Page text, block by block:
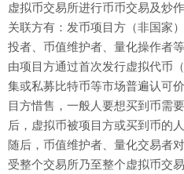
虚拟币交易所进行币币交易及炒
关联方有：发币项目方（非国家
投者、币值维护者、量化操作者
由项目方通过首次发行虚拟代币
集或私募比特币等市场普遍认可
目方惜售，一般人要想买到币需
后，虚拟币被项目方或买到币的
随后，币值维护者、量化交易者
受整个交易所乃至整个虚拟币交